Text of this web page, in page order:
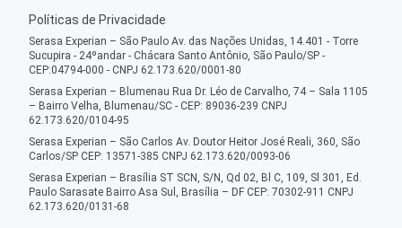
Políticas de Privacidade
Serasa Experian – São Paulo Av. das Nações Unidas, 14.401 - Torre
Sucupira - 24ºandar - Chácara Santo Antônio, São Paulo/SP -
CEP:04794-000 - CNPJ 62.173.620/0001-80
Serasa Experian – Blumenau Rua Dr. Léo de Carvalho, 74 – Sala 1105
– Bairro Velha, Blumenau/SC - CEP: 89036-239 CNPJ
62.173.620/0104-95
Serasa Experian – São Carlos Av. Doutor Heitor José Reali, 360, São
Carlos/SP CEP: 13571-385 CNPJ 62.173.620/0093-06
Serasa Experian – Brasília ST SCN, S/N, Qd 02, Bl C, 109, Sl 301, Ed.
Paulo Sarasate Bairro Asa Sul, Brasília – DF CEP: 70302-911 CNPJ
62.173.620/0131-68